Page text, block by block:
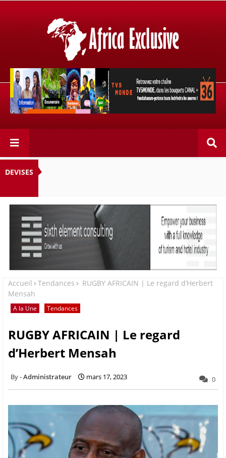
Retrouvez votre chaîne @TV5MONDE, dans les bouquets
CANAL+ 36 . Fandaharam-potoana tsara indrindra ho
anareo!
DEVISES
Accueil Tendances
RUGBY AFRICAIN | Le regard d’Herbert
Mensah
A la Une Tendances
RUGBY AFRICAIN | Le regard
d’Herbert Mensah
Administrateur mars 17, 2023 0